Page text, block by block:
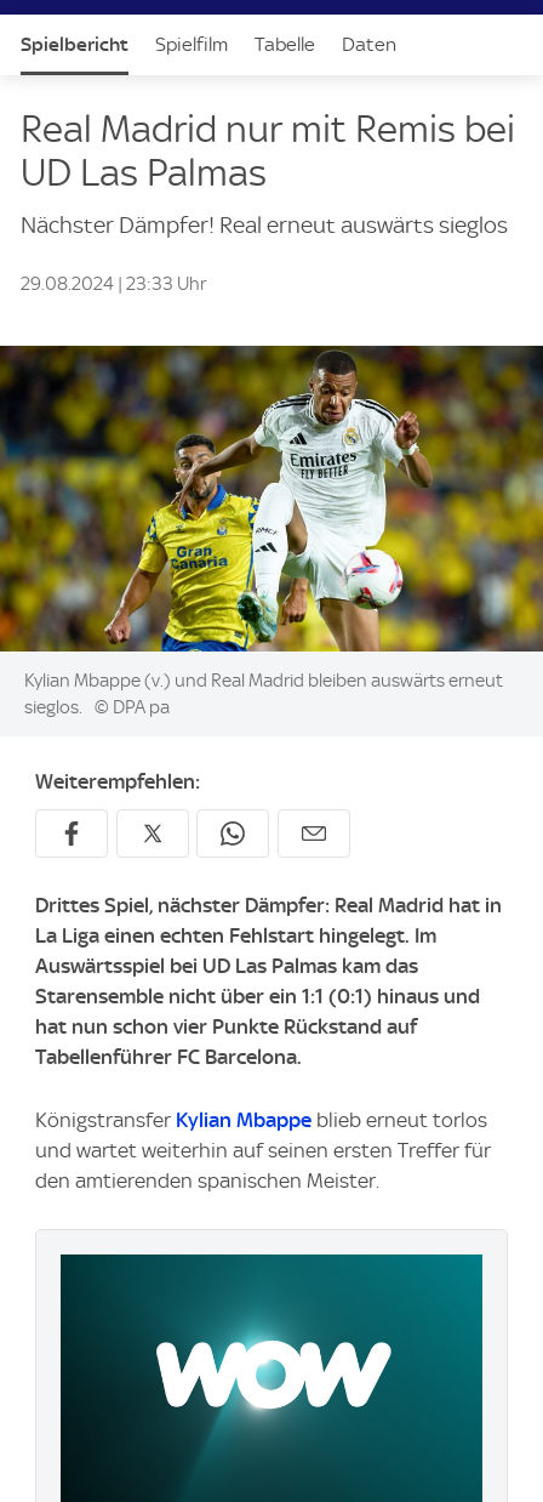
u
Spielbericht Spielfilm Tabelle Daten
Real Madrid nur mit Remis bei
UD Las Palmas
Nächster Dämpfer! Real erneut auswärts sieglos
29.08.2024 | 23:33 Uhr
Image:
Kylian Mbappe (v.) und Real Madrid bleiben auswärts erneut
sieglos.
© DPA pa
Weiterempfehlen:
Drittes Spiel, nächster Dämpfer: Real Madrid hat in
La Liga einen echten Fehlstart hingelegt. Im
Auswärtsspiel bei UD Las Palmas kam das
Starensemble nicht über ein 1:1 (0:1) hinaus und
hat nun schon vier Punkte Rückstand auf
Tabellenführer FC Barcelona.
Königstransfer Kylian Mbappe blieb erneut torlos
und wartet weiterhin auf seinen ersten Treffer für
den amtierenden spanischen Meister.